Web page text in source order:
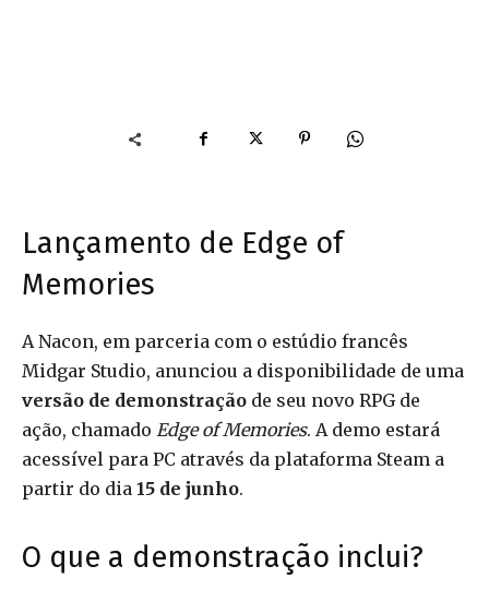
Lançamento de Edge of
Memories
A Nacon, em parceria com o estúdio francês
Midgar Studio, anunciou a disponibilidade de uma
versão de demonstração de seu novo RPG de
ação, chamado Edge of Memories. A demo estará
acessível para PC através da plataforma Steam a
partir do dia 15 de junho.
O que a demonstração inclui?